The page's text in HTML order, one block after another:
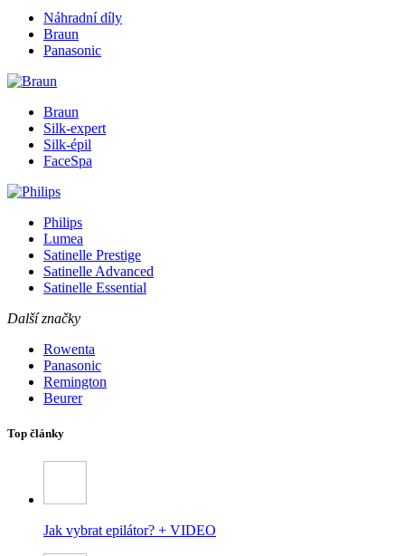
Náhradní díly
Braun
Panasonic
Braun
Silk-expert
Silk-épil
FaceSpa
Philips
Lumea
Satinelle Prestige
Satinelle Advanced
Satinelle Essential
Další značky
Rowenta
Panasonic
Remington
Beurer
Top články
Jak vybrat epilátor? + VIDEO